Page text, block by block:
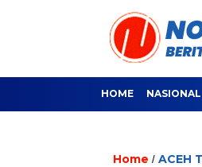
HOME NASIONAL
Home / ACEH